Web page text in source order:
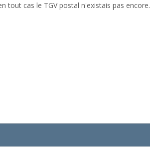
tout cas le TGV postal n'existais pas encore.